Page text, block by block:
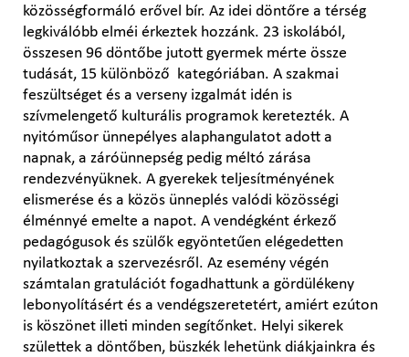
közösségformáló erővel bír. Az idei döntőre a térség
legkiválóbb elméi érkeztek hozzánk. 23 iskolából,
összesen 96 döntőbe jutott gyermek mérte össze
tudását, 15 különböző kategóriában. A szakmai
feszültséget és a verseny izgalmát idén is
szívmelengető kulturális programok keretezték. A
nyitóműsor ünnepélyes alaphangulatot adott a
napnak, a záróünnepség pedig méltó zárása
rendezvényüknek. A gyerekek teljesítményének
elismerése és a közös ünneplés valódi közösségi
élménnyé emelte a napot. A vendégként érkező
pedagógusok és szülők egyöntetűen elégedetten
nyilatkoztak a szervezésről. Az esemény végén
számtalan gratulációt fogadhattunk a gördülékeny
lebonyolításért és a vendégszeretetért, amiért ezúton
is köszönet illeti minden segítőnket. Helyi sikerek
születtek a döntőben, büszkék lehetünk diákjainkra és